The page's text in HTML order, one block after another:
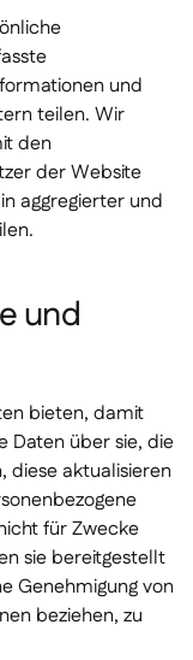
und
teilen. Wir
den
der Website
aggregierter und
und
bieten, damit
Daten über sie, die
diese aktualisieren
für Zwecke
sie bereitgestellt
Genehmigung von
beziehen, zu